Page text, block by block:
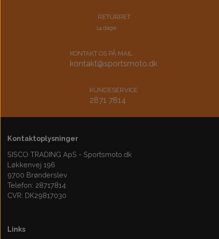
RETURRET
14 dage
KONTAKT OS PÅ MAIL
kontakt@sportsmoto.dk
KUNDESERVICE
2871 7814
Kontaktoplysninger
SISCO TRADING ApS - Sportsmoto.dk
Løkkenvej 196
9700 Brønderslev
Telefon: 28717814
CVR: DK29817030
Links